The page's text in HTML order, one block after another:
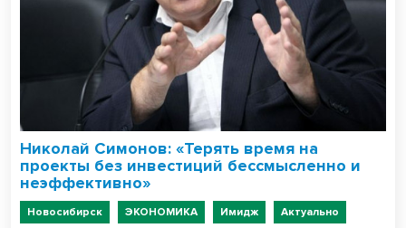
Николай Симонов: «Терять время на
проекты без инвестиций бессмысленно и
неэффективно»
Новосибирск ЭКОНОМИКА Имидж Актуально